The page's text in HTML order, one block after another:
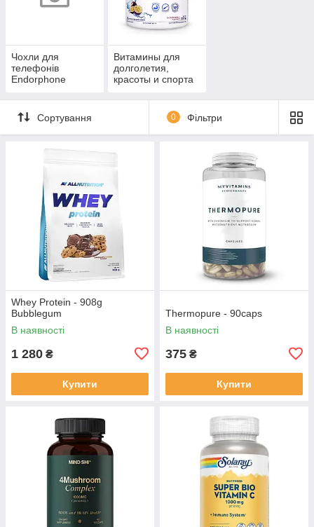
Чохли для
телефонів
Endorphone
Витамины для
долголетия,
красоты и спорта
Сортування 0 Фільтри
Whey Protein - 908g
Bubblegum
В наявності
1 280 ₴
Купити
Thermopure - 90caps
В наявності
375 ₴
Купити